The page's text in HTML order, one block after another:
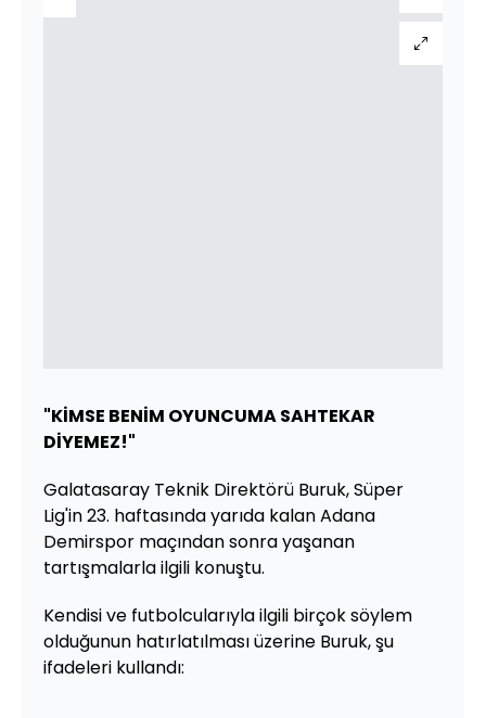
"KİMSE BENİM OYUNCUMA SAHTEKAR
DİYEMEZ!"
Galatasaray Teknik Direktörü Buruk, Süper
Lig'in 23. haftasında yarıda kalan Adana
Demirspor maçından sonra yaşanan
tartışmalarla ilgili konuştu.
Kendisi ve futbolcularıyla ilgili birçok söylem
olduğunun hatırlatılması üzerine Buruk, şu
ifadeleri kullandı: